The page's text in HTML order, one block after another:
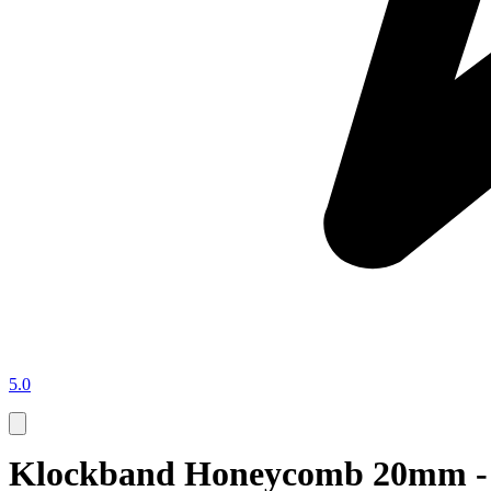
5.0
Klockband Honeycomb 20mm